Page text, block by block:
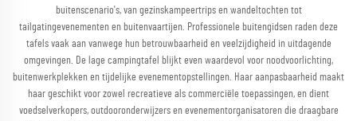
buitenscenario's, van gezinskampeertrips en wandeltochten tot
tailgatingevenementen en buitenvaartijen. Professionele buitengidsen raden deze
tafels vaak aan vanwege hun betrouwbaarheid en veelzijdigheid in uitdagende
omgevingen. De lage campingtafel blijkt even waardevol voor noodvoorlichting,
buitenwerkplekken en tijdelijke evenementopstellingen. Haar aanpasbaarheid maakt
haar geschikt voor zowel recreatieve als commerciële toepassingen, en dient
voedselverkopers, outdooronderwijzers en evenementorganisatoren die draagbare